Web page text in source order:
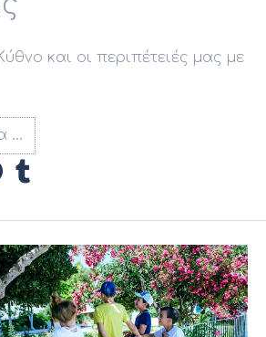
και οι περιπέτειές μας με
…